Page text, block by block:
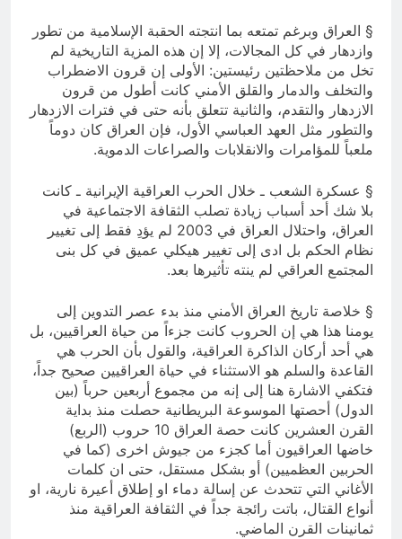
§ العراق وبرغم تمتعه بما انتجته الحقبة الإسلامية من تطور
وازدهار في كل المجالات، إلا إن هذه المزية التاريخية لم
تخل من ملاحظتين رئيستين: الأولى إن قرون الاضطراب
والتخلف والدمار والقلق الأمني كانت أطول من قرون
الازدهار والتقدم، والثانية تتعلق بأنه حتى في فترات الازدهار
والتطور مثل العهد العباسي الأول، فإن العراق كان دوماً
ملعباً للمؤامرات والانقلابات والصراعات الدموية.
§ عسكرة الشعب ـ خلال الحرب العراقية الإيرانية ـ كانت
بلا شك أحد أسباب زيادة تصلب الثقافة الاجتماعية في
العراق، واحتلال العراق في 2003 لم يؤدِ فقط إلى تغيير
نظام الحكم بل ادى إلى تغيير هيكلي عميق في كل بنى
المجتمع العراقي لم ينته تأثيرها بعد.
§ خلاصة تاريخ العراق الأمني منذ بدء عصر التدوين إلى
يومنا هذا هي إن الحروب كانت جزءاً من حياة العراقيين، بل
هي أحد أركان الذاكرة العراقية، والقول بأن الحرب هي
القاعدة والسلم هو الاستثناء في حياة العراقيين صحيح جداً،
فتكفي الاشارة هنا إلى إنه من مجموع أربعين حرباً (بين
الدول) أحصتها الموسوعة البريطانية حصلت منذ بداية
القرن العشرين كانت حصة العراق 10 حروب (الربع)
خاضها العراقيون أما كجزء من جيوش اخرى (كما في
الحربين العظميين) أو بشكل مستقل، حتى ان كلمات
الأغاني التي تتحدث عن إسالة دماء او إطلاق أعيرة نارية، او
أنواع القتال، باتت رائجة جداً في الثقافة العراقية منذ
ثمانينات القرن الماضي.